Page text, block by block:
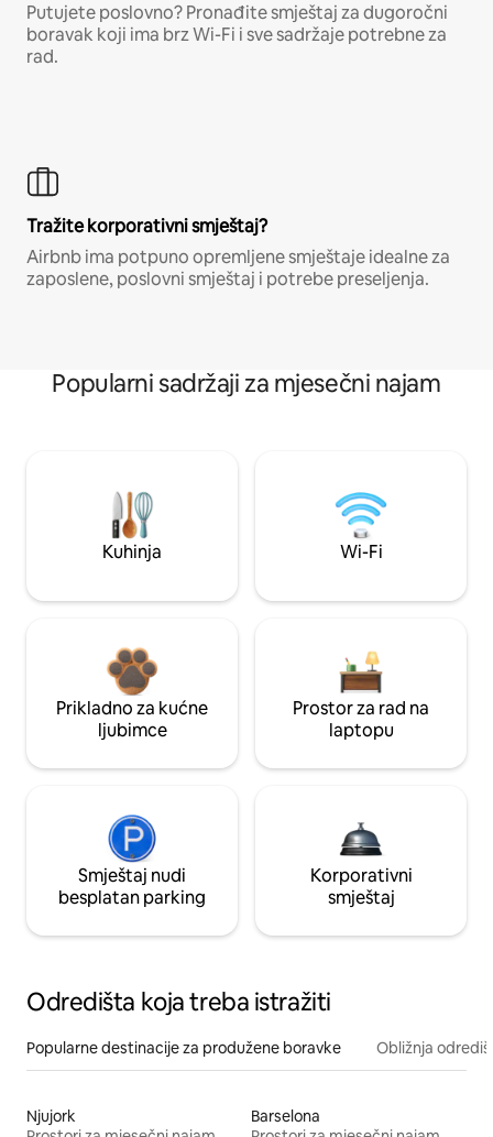
Putujete poslovno? Pronađite smještaj za dugoročni
boravak koji ima brz Wi-Fi i sve sadržaje potrebne za
rad.
Tražite korporativni smještaj?
Airbnb ima potpuno opremljene smještaje idealne za
zaposlene, poslovni smještaj i potrebe preseljenja.
Popularni sadržaji za mjesečni najam
Kuhinja Wi-Fi
Prikladno za kućne
ljubimce
Prostor za rad na
laptopu
Smještaj nudi
besplatan parking
Korporativni
smještaj
Odredišta koja treba istražiti
Popularne destinacije za produžene boravke Obližnja
Njujork
Barselona